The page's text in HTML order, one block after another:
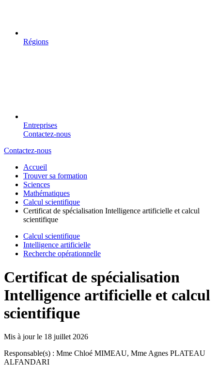
Régions
Entreprises
Contactez-nous
Contactez-nous
Accueil
Trouver sa formation
Sciences
Mathématiques
Calcul scientifique
Certificat de spécialisation Intelligence artificielle et calcul
scientifique
Calcul scientifique
Intelligence artificielle
Recherche opérationnelle
Certificat de spécialisation
Intelligence artificielle et calcul
scientifique
Mis à jour le 18 juillet 2026
Responsable(s) : Mme Chloé MIMEAU, Mme Agnes PLATEAU
ALFANDARI